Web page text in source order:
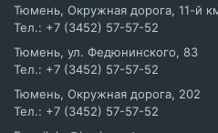
Тюмень, Окружная дорога, 11-й
Тел.: +7 (3452) 57-57-52
Тюмень, ул. ​Федюнинского, 83
Тел.: +7 (3452) 57-57-52
Тюмень, Окружная дорога, 202
Тел.: +7 (3452) 57-57-52